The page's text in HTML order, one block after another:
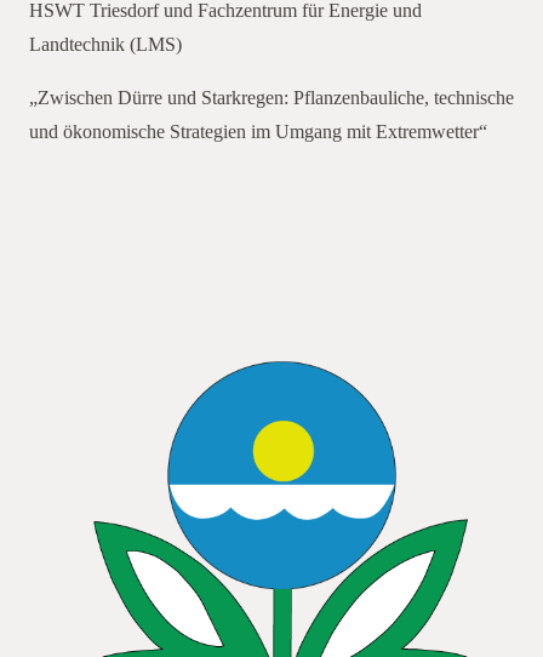
Youtube
akzeptieren die Verwendung von Cookies.
Immer Youtube-Videos auf allen Seiten laden.
HSWT Triesdorf und Fachzentrum für Energie und
Landtechnik (LMS)
„Zwischen Dürre und Starkregen: Pflanzenbauliche, technische
und ökonomische Strategien im Umgang mit Extremwetter“